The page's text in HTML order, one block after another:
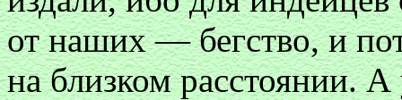
от наших — бегство, и
на близком расстоянии.